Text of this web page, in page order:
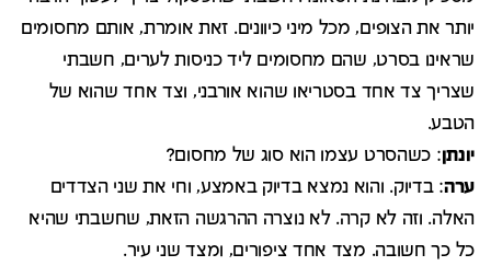
יותר את הצופים, מכל מיני כיוונים. זאת אומרת, אותם מחסומים
שראינו בסרט, שהם מחסומים ליד כניסות לערים, חשבתי
שצריך צד אחד בסטריאו שהוא אורבני, וצד אחד שהוא של
הטבע.
יונתן: כשהסרט עצמו הוא סוג של מחסום?
ערה: בדיוק. והוא נמצא בדיוק באמצע, וחי את שני הצדדים
האלה. וזה לא קרה. לא נוצרה ההרגשה הזאת, שחשבתי שהיא
כל כך חשובה. מצד אחד ציפורים, ומצד שני עיר.